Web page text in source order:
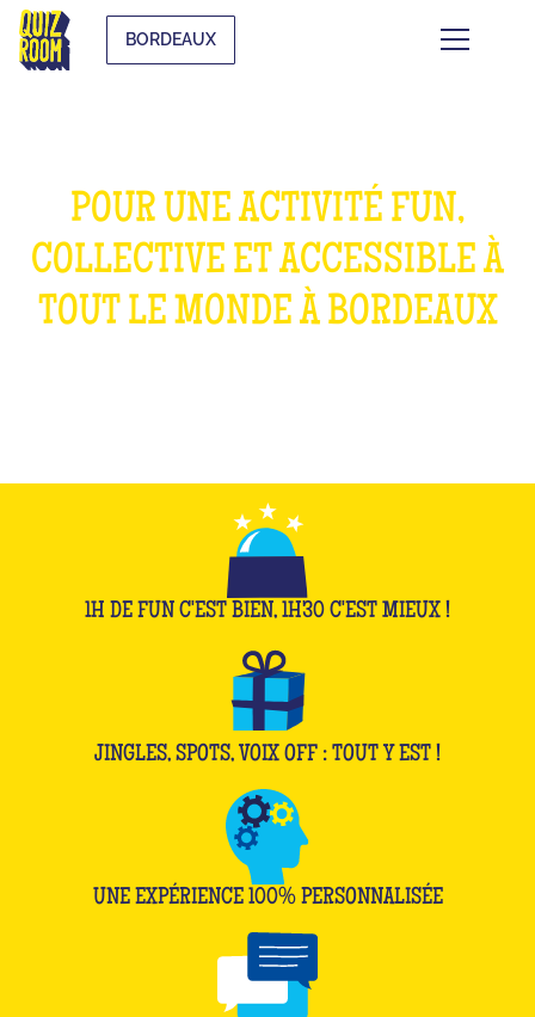
BORDEAUX
POUR UNE ACTIVITÉ FUN,
COLLECTIVE ET ACCESSIBLE À
TOUT LE MONDE À BORDEAUX
1H DE FUN C'EST BIEN, 1H30 C'EST MIEUX !
JINGLES, SPOTS, VOIX OFF : TOUT Y EST !
UNE EXPÉRIENCE 100% PERSONNALISÉE